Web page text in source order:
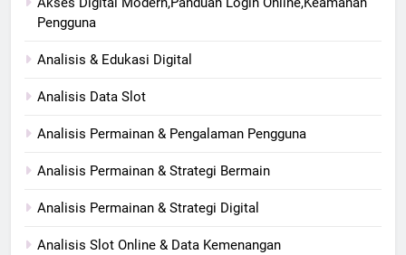
Pengguna
Analisis & Edukasi Digital
Analisis Data Slot
Analisis Permainan & Pengalaman Pengguna
Analisis Permainan & Strategi Bermain
Analisis Permainan & Strategi Digital
Analisis Slot Online & Data Kemenangan